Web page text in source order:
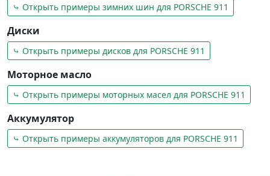
⤷ Открыть примеры зимних шин для PORSCHE 911
Диски
⤷ Открыть примеры дисков для PORSCHE 911
Моторное масло
⤷ Открыть примеры моторных масел для PORSCHE 911
Аккумулятор
⤷ Открыть примеры аккумуляторов для PORSCHE 911